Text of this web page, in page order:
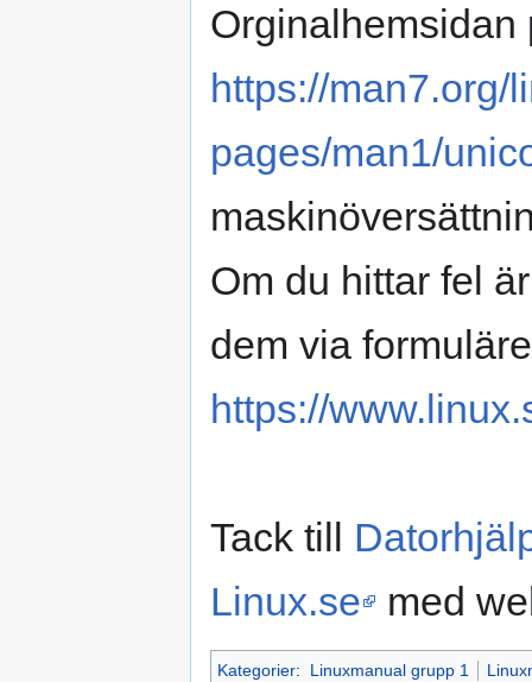
Orginalhemsidan
https://man7.org/
pages/man1/
Om du hittar fel
dem via
https://
Tack till
Linux.se
med
Kategorier: Linuxmanual grupp 1